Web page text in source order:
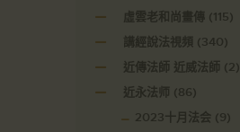
虛雲老和尚畫傳 (115)
講經說法視頻
(340)
近傳法師 近威法師 (2)
近永法师 (86)
2023十月法会 (9)